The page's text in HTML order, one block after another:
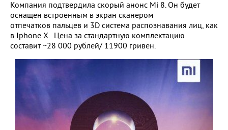
Компания подтвердила скорый анонс Mi 8. Он будет
оснащен встроенным в экран сканером
отпечатков пальцев и 3D система распознавания лиц, как
в Iphone X. Цена за стандартную комплектацию
составит ~28 000 рублей/ 11900 гривен.